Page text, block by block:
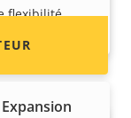
flexibilité